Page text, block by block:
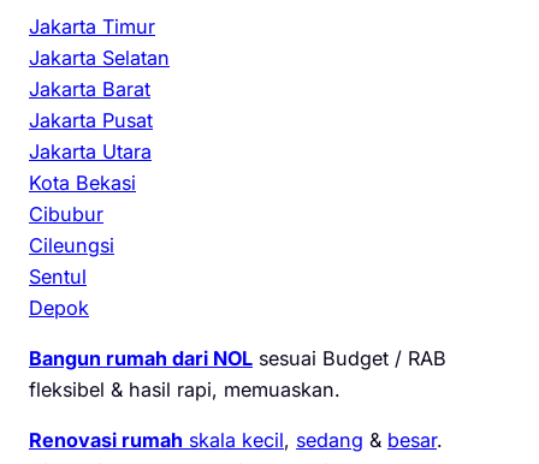
Jakarta Timur
Jakarta Selatan
Jakarta Barat
Jakarta Pusat
Jakarta Utara
Kota Bekasi
Cibubur
Cileungsi
Sentul
Depok
Bangun rumah dari NOL sesuai Budget / RAB
fleksibel & hasil rapi, memuaskan.
Renovasi rumah skala kecil, sedang & besar.